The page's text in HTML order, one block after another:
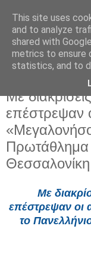
Τρίτη 17 Ιουνίου
Με
επέστρεψαν
Πρωτάθλημα
Θεσσαλονίκη
Με
επέστρεψαν οι
το
This site uses
and to analyze
shared with
metrics to ensure
statistics, and to